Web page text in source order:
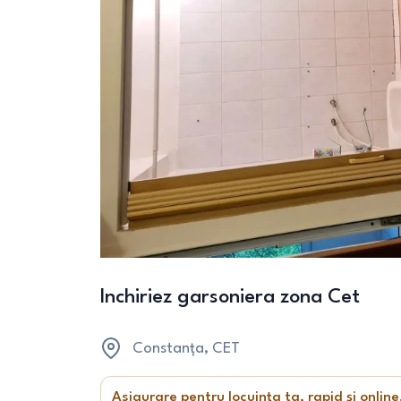
Inchiriez garsoniera zona Cet
Constanța, CET
Asigurare pentru locuința ta, rapid și